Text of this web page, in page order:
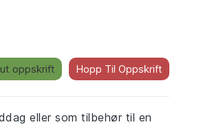
oppskrift Hopp Til Oppskrift
eller som tilbehør til en